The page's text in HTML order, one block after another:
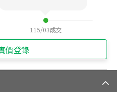
115/03成交
價登錄